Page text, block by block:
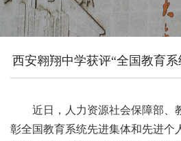
西安翱翔中学获评“全国教育
近日，人力资源社会保障部、
彰全国教育系统先进集体和先进个